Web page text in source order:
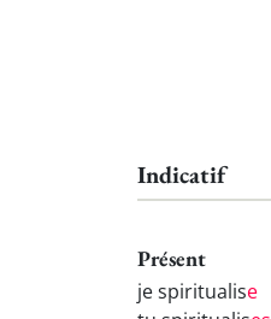
Indicatif
Présent
je spiritualise